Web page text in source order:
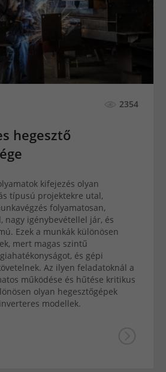
2354
hegesztő
kifejezés olyan
típusú projektekre utal,
folyamatosan,
nagy igénybevétellel jár, és
Ezek a munkák különösen
mert magas szintű
és gépi
Az ilyen feladatoknál a
működése és hűtése kritikus
olyan hegesztőgépek
modellek.